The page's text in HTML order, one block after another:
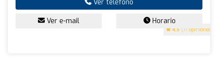
4.5 (71 opiniones)
Ver teléfono
Ver e-mail Horario